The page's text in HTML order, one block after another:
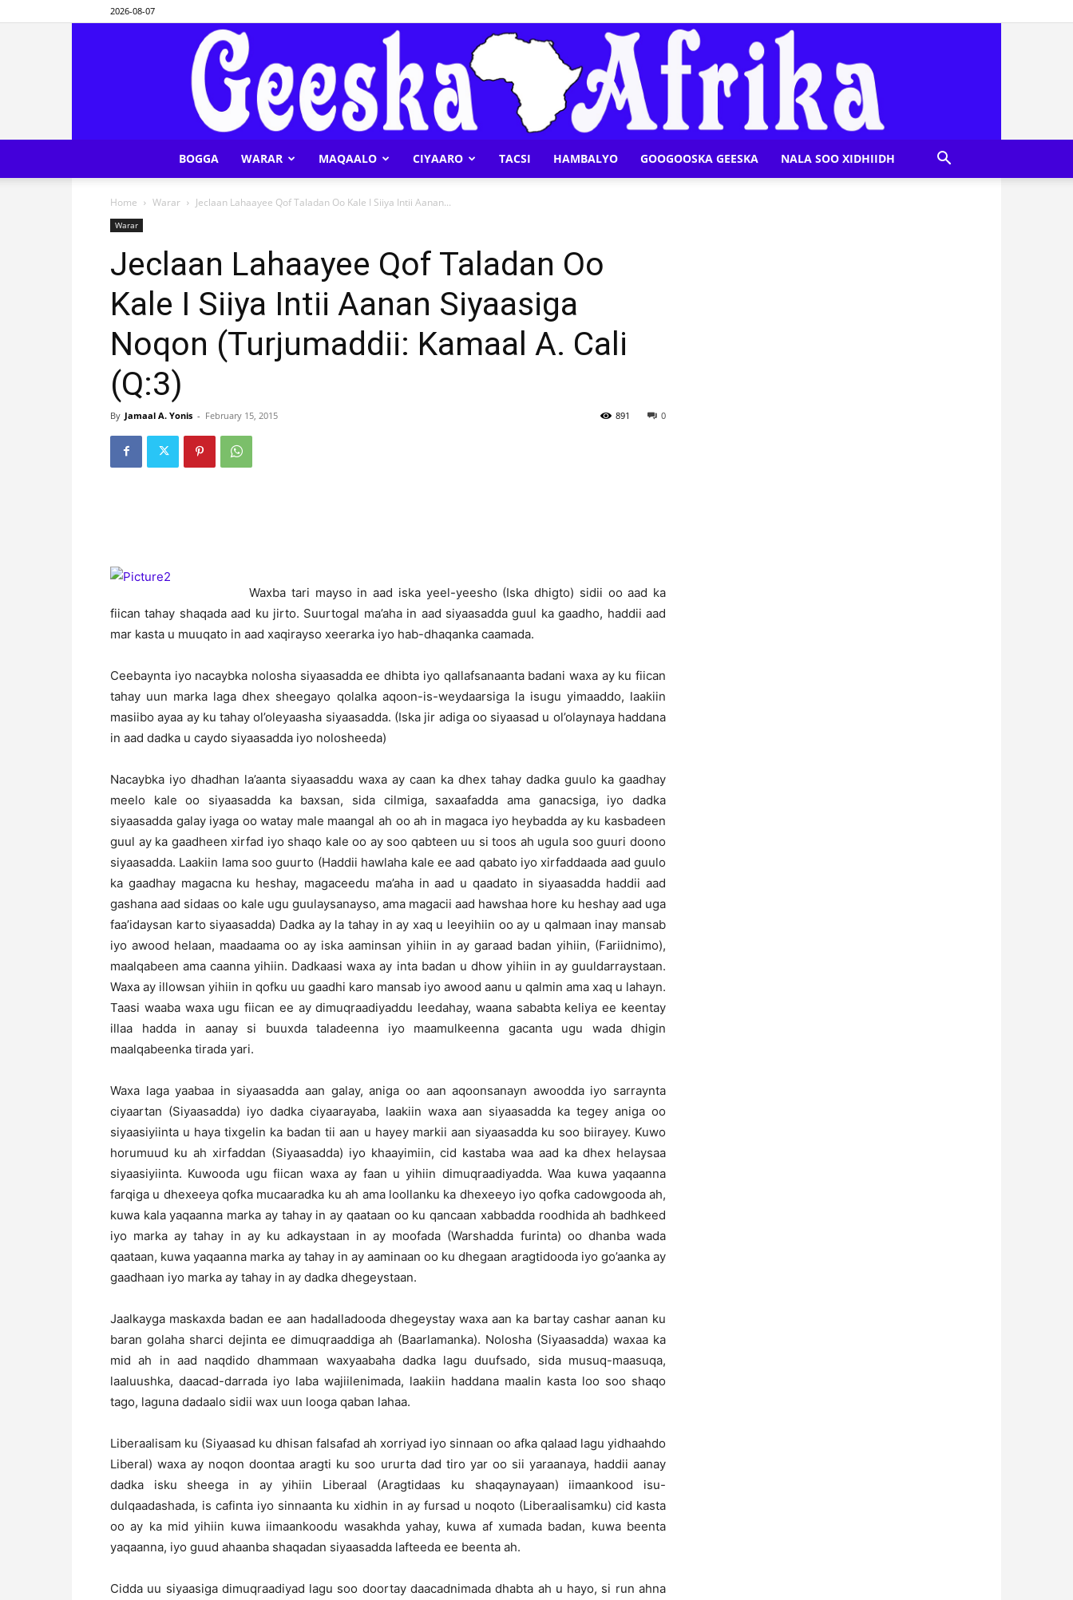
2026-08-07
Afrika
BOGGA WARAR MAQAALO CIYAARO TACSI HAMBALYO GOOGOOSKA GEESKA NALA SOO XIDHIIDH
Home Warar Jeclaan Lahaayee Qof Taladan Oo Kale I Siiya Intii Aanan...
Warar
Jeclaan Lahaayee Qof Taladan Oo
Kale I Siiya Intii Aanan Siyaasiga
Noqon (Turjumaddii: Kamaal A. Cali
(Q:3)
By Jamaal A. Yonis - February 15, 2015 0
891
Waxba tari mayso in aad iska yeel-yeesho (Iska dhigto) sidii oo aad ka
fiican tahay shaqada aad ku jirto. Suurtogal ma’aha in aad siyaasadda guul ka gaadho, haddii aad
mar kasta u muuqato in aad xaqirayso xeerarka iyo hab-dhaqanka caamada.
Ceebaynta iyo nacaybka nolosha siyaasadda ee dhibta iyo qallafsanaanta badani waxa ay ku fiican
tahay uun marka laga dhex sheegayo qolalka aqoon-is-weydaarsiga la isugu yimaaddo, laakiin
masiibo ayaa ay ku tahay ol’oleyaasha siyaasadda. (Iska jir adiga oo siyaasad u ol’olaynaya haddana
in aad dadka u caydo siyaasadda iyo nolosheeda)
Nacaybka iyo dhadhan la’aanta siyaasaddu waxa ay caan ka dhex tahay dadka guulo ka gaadhay
meelo kale oo siyaasadda ka baxsan, sida cilmiga, saxaafadda ama ganacsiga, iyo dadka
siyaasadda galay iyaga oo watay male maangal ah oo ah in magaca iyo heybadda ay ku kasbadeen
guul ay ka gaadheen xirfad iyo shaqo kale oo ay soo qabteen uu si toos ah ugula soo guuri doono
siyaasadda. Laakiin lama soo guurto (Haddii hawlaha kale ee aad qabato iyo xirfaddaada aad guulo
ka gaadhay magacna ku heshay, magaceedu ma’aha in aad u qaadato in siyaasadda haddii aad
gashana aad sidaas oo kale ugu guulaysanayso, ama magacii aad hawshaa hore ku heshay aad uga
faa’idaysan karto siyaasadda) Dadka ay la tahay in ay xaq u leeyihiin oo ay u qalmaan inay mansab
iyo awood helaan, maadaama oo ay iska aaminsan yihiin in ay garaad badan yihiin, (Fariidnimo),
maalqabeen ama caanna yihiin. Dadkaasi waxa ay inta badan u dhow yihiin in ay guuldarraystaan.
Waxa ay illowsan yihiin in qofku uu gaadhi karo mansab iyo awood aanu u qalmin ama xaq u lahayn.
Taasi waaba waxa ugu fiican ee ay dimuqraadiyaddu leedahay, waana sababta keliya ee keentay
illaa hadda in aanay si buuxda taladeenna iyo maamulkeenna gacanta ugu wada dhigin
maalqabeenka tirada yari.
Waxa laga yaabaa in siyaasadda aan galay, aniga oo aan aqoonsanayn awoodda iyo sarraynta
ciyaartan (Siyaasadda) iyo dadka ciyaarayaba, laakiin waxa aan siyaasadda ka tegey aniga oo
siyaasiyiinta u haya tixgelin ka badan tii aan u hayey markii aan siyaasadda ku soo biirayey. Kuwo
horumuud ku ah xirfaddan (Siyaasadda) iyo khaayimiin, cid kastaba waa aad ka dhex helaysaa
siyaasiyiinta. Kuwooda ugu fiican waxa ay faan u yihiin dimuqraadiyadda. Waa kuwa yaqaanna
farqiga u dhexeeya qofka mucaaradka ku ah ama loollanku ka dhexeeyo iyo qofka cadowgooda ah,
kuwa kala yaqaanna marka ay tahay in ay qaataan oo ku qancaan xabbadda roodhida ah badhkeed
iyo marka ay tahay in ay ku adkaystaan in ay moofada (Warshadda furinta) oo dhanba wada
qaataan, kuwa yaqaanna marka ay tahay in ay aaminaan oo ku dhegaan aragtidooda iyo go’aanka ay
gaadhaan iyo marka ay tahay in ay dadka dhegeystaan.
Jaalkayga maskaxda badan ee aan hadalladooda dhegeystay waxa aan ka bartay cashar aanan ku
baran golaha sharci dejinta ee dimuqraaddiga ah (Baarlamanka). Nolosha (Siyaasadda) waxaa ka
mid ah in aad naqdido dhammaan waxyaabaha dadka lagu duufsado, sida musuq-maasuqa,
laaluushka, daacad-darrada iyo laba wajiilenimada, laakiin haddana maalin kasta loo soo shaqo
tago, laguna dadaalo sidii wax uun looga qaban lahaa.
Liberaalisam ku (Siyaasad ku dhisan falsafad ah xorriyad iyo sinnaan oo afka qalaad lagu yidhaahdo
Liberal) waxa ay noqon doontaa aragti ku soo ururta dad tiro yar oo sii yaraanaya, haddii aanay
dadka isku sheega in ay yihiin Liberaal (Aragtidaas ku shaqaynayaan) iimaankood isu-
dulqaadashada, is cafinta iyo sinnaanta ku xidhin in ay fursad u noqoto (Liberaalisamku) cid kasta
oo ay ka mid yihiin kuwa iimaankoodu wasakhda yahay, kuwa af xumada badan, kuwa beenta
yaqaanna, iyo guud ahaanba shaqadan siyaasadda lafteeda ee beenta ah.
Cidda uu siyaasiga dimuqraadiyad lagu soo doortay daacadnimada dhabta ah u hayo, si run ahna